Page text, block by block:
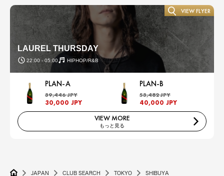
LAUREL THURSDAY
22:00 - 05:00 HIPHOP/R&B
VIEW FLYER
PLAN-A
39,446 JPY
30,000 JPY
PLAN-B
53,482 JPY
40,000 JPY
VIEW MORE
もっと見る
JAPAN CLUB SEARCH TOKYO
SHIBUYA